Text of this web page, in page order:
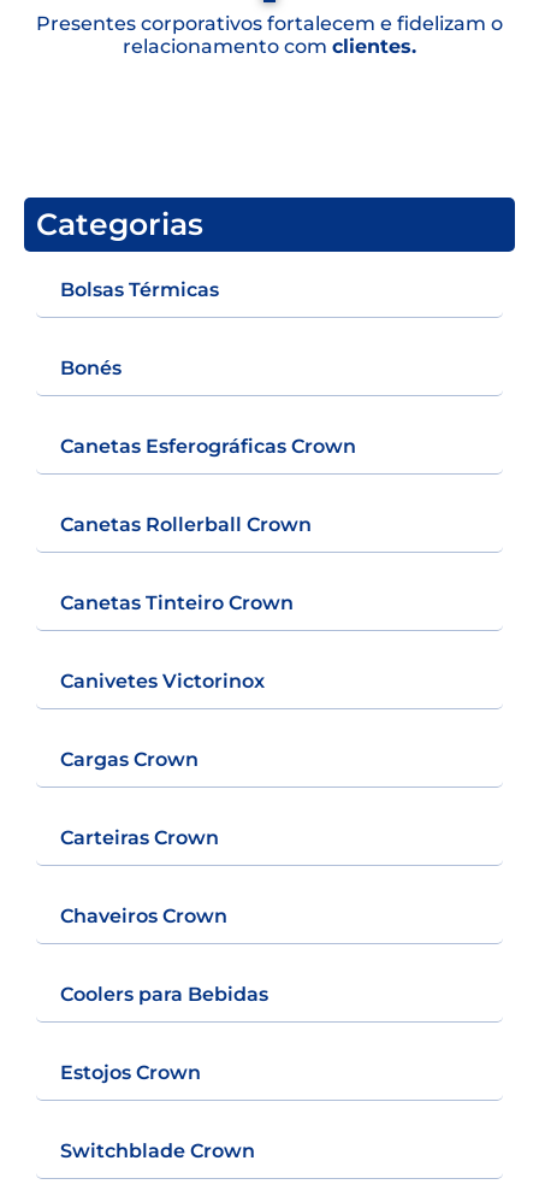
Presentes corporativos fortalecem e fidelizam o
relacionamento com clientes.
Categorias
Bolsas Térmicas
Bonés
Canetas Esferográficas Crown
Canetas Rollerball Crown
Canetas Tinteiro Crown
Canivetes Victorinox
Cargas Crown
Carteiras Crown
Chaveiros Crown
Coolers para Bebidas
Estojos Crown
Switchblade Crown